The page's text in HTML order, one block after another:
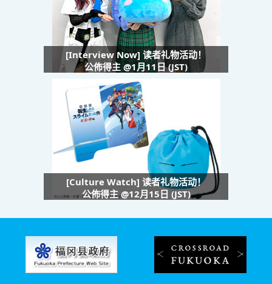
[Interview Now] 读者礼物活动！
公佈得主 @1月11日 (JST)
[Culture Watch] 读者礼物活动！
公佈得主 @12月15日 (JST)